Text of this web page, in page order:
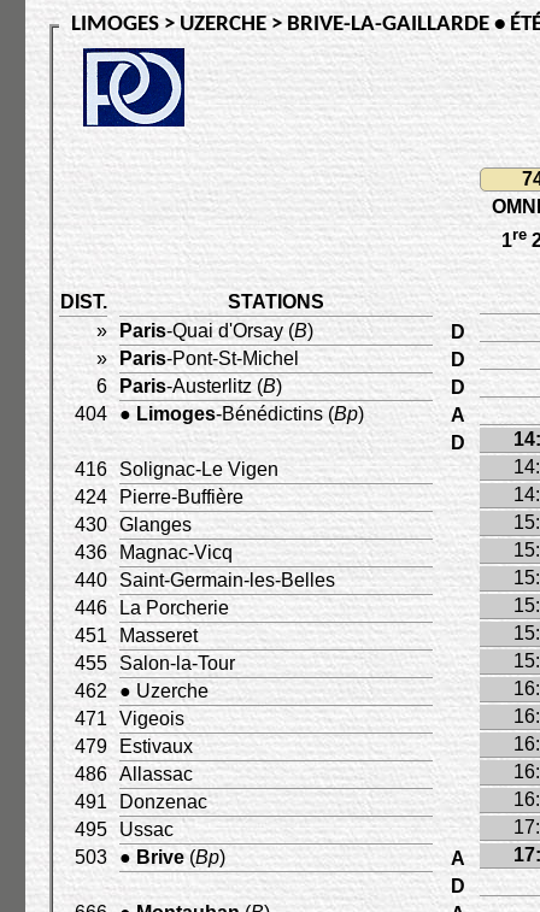
LIMOGES > UZERCHE > BRIVE-LA-GAILLARDE •
1re
DIST.
STATIONS
»
Paris-Quai d'Orsay (B)
D
»
Paris-Pont-St-Michel
D
6
Paris-Austerlitz (B)
D
404
● Limoges-Bénédictins (Bp)
A
D
416
Solignac-Le Vigen
424
Pierre-Buffière
430 Glanges
436
Magnac-Vicq
440 Saint-Germain-les-Belles
446
La Porcherie
451
Masseret
455
Salon-la-Tour
462
● Uzerche
471
Vigeois
479
Estivaux
486 Allassac
491
Donzenac
495
Ussac
503
● Brive(Bp) A
D